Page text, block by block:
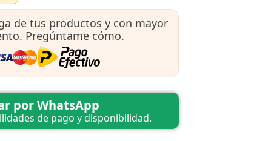
de tus productos y con mayor
Pregúntame cómo.
por WhatsApp
de pago y disponibilidad.